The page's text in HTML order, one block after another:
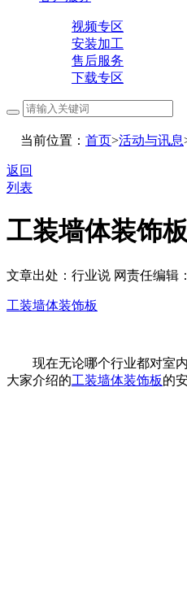
视频专区
安装加工
售后服务
下载专区
当前位置： 首页>活动与讯息
返回
列表
工装墙体装饰
文章出处：行业说 网责任编辑
工装墙体装饰板
现在无论哪个行业都对室内
大家介绍的工装墙体装饰板的